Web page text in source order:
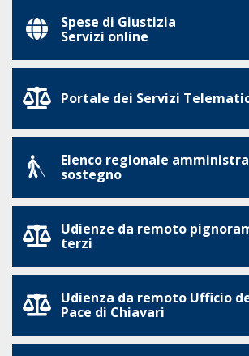
Spese di Giustizia
Servizi online
Portale dei Servizi
Elenco regionale
sostegno
Udienze da remoto
terzi
Udienza da remoto Ufficio
Pace di Chiavari